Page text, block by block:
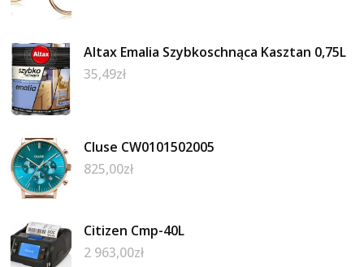
Altax Emalia Szybkoschnąca Kasztan 0,75L
35,49zł
Cluse CW0101502005
825,00zł
Citizen Cmp-40L
2 963,00zł